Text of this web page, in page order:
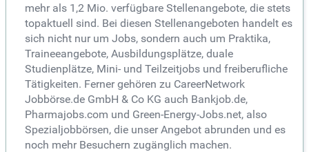
mehr als 1,2 Mio. verfügbare Stellenangebote, die stets
topaktuell sind. Bei diesen Stellenangeboten handelt es
sich nicht nur um Jobs, sondern auch um Praktika,
Traineeangebote, Ausbildungsplätze, duale
Studienplätze, Mini- und Teilzeitjobs und freiberufliche
Tätigkeiten. Ferner gehören zu CareerNetwork
Jobbörse.de GmbH & Co KG auch Bankjob.de,
Pharmajobs.com und Green-Energy-Jobs.net, also
Spezialjobbörsen, die unser Angebot abrunden und es
noch mehr Besuchern zugänglich machen.